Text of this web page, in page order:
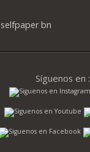
Síguenos en :